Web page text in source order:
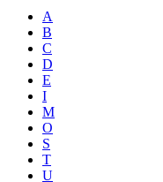
A
B
C
D
E
I
M
O
S
T
U